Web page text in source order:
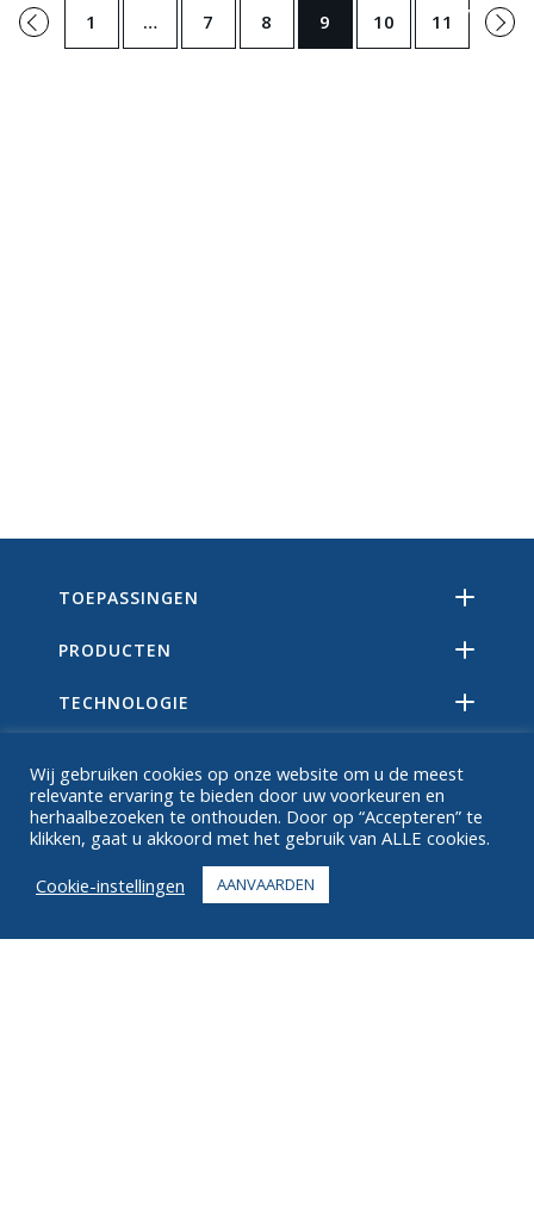
←
Vorige 1 … 7 8 9 10 11 →
TOEPASSINGEN
PRODUCTEN
TECHNOLOGIE
OVER
Wij gebruiken cookies op onze website om u de meest
relevante ervaring te bieden door uw voorkeuren en
herhaalbezoeken te onthouden. Door op “Accepteren” te
klikken, gaat u akkoord met het gebruik van ALLE cookies.
Cookie-instellingen
AANVAARDEN